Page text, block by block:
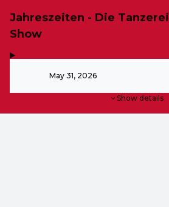
Jahreszeiten - Die Tanzerei
Show
May 31, 2026
Show details